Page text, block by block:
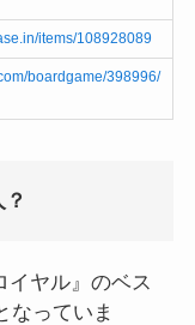
items/108928089
boardgame/398996/
イヤル』のベス
なっていま